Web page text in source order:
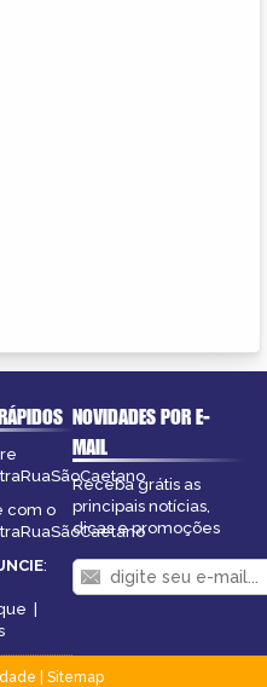
com o
:
|
NOVIDADES POR E-
MAIL
Receba grátis as
principais notícias,
dicas e promoções
Sitemap